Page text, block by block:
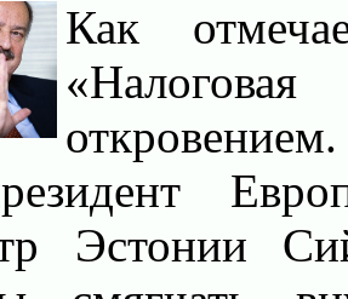
Как
Эстонии